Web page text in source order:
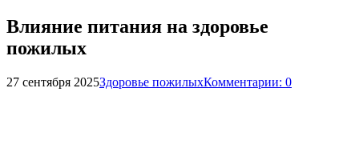
Влияние питания на здоровье
пожилых
27 сентября 2025Здоровье пожилыхКомментарии: 0